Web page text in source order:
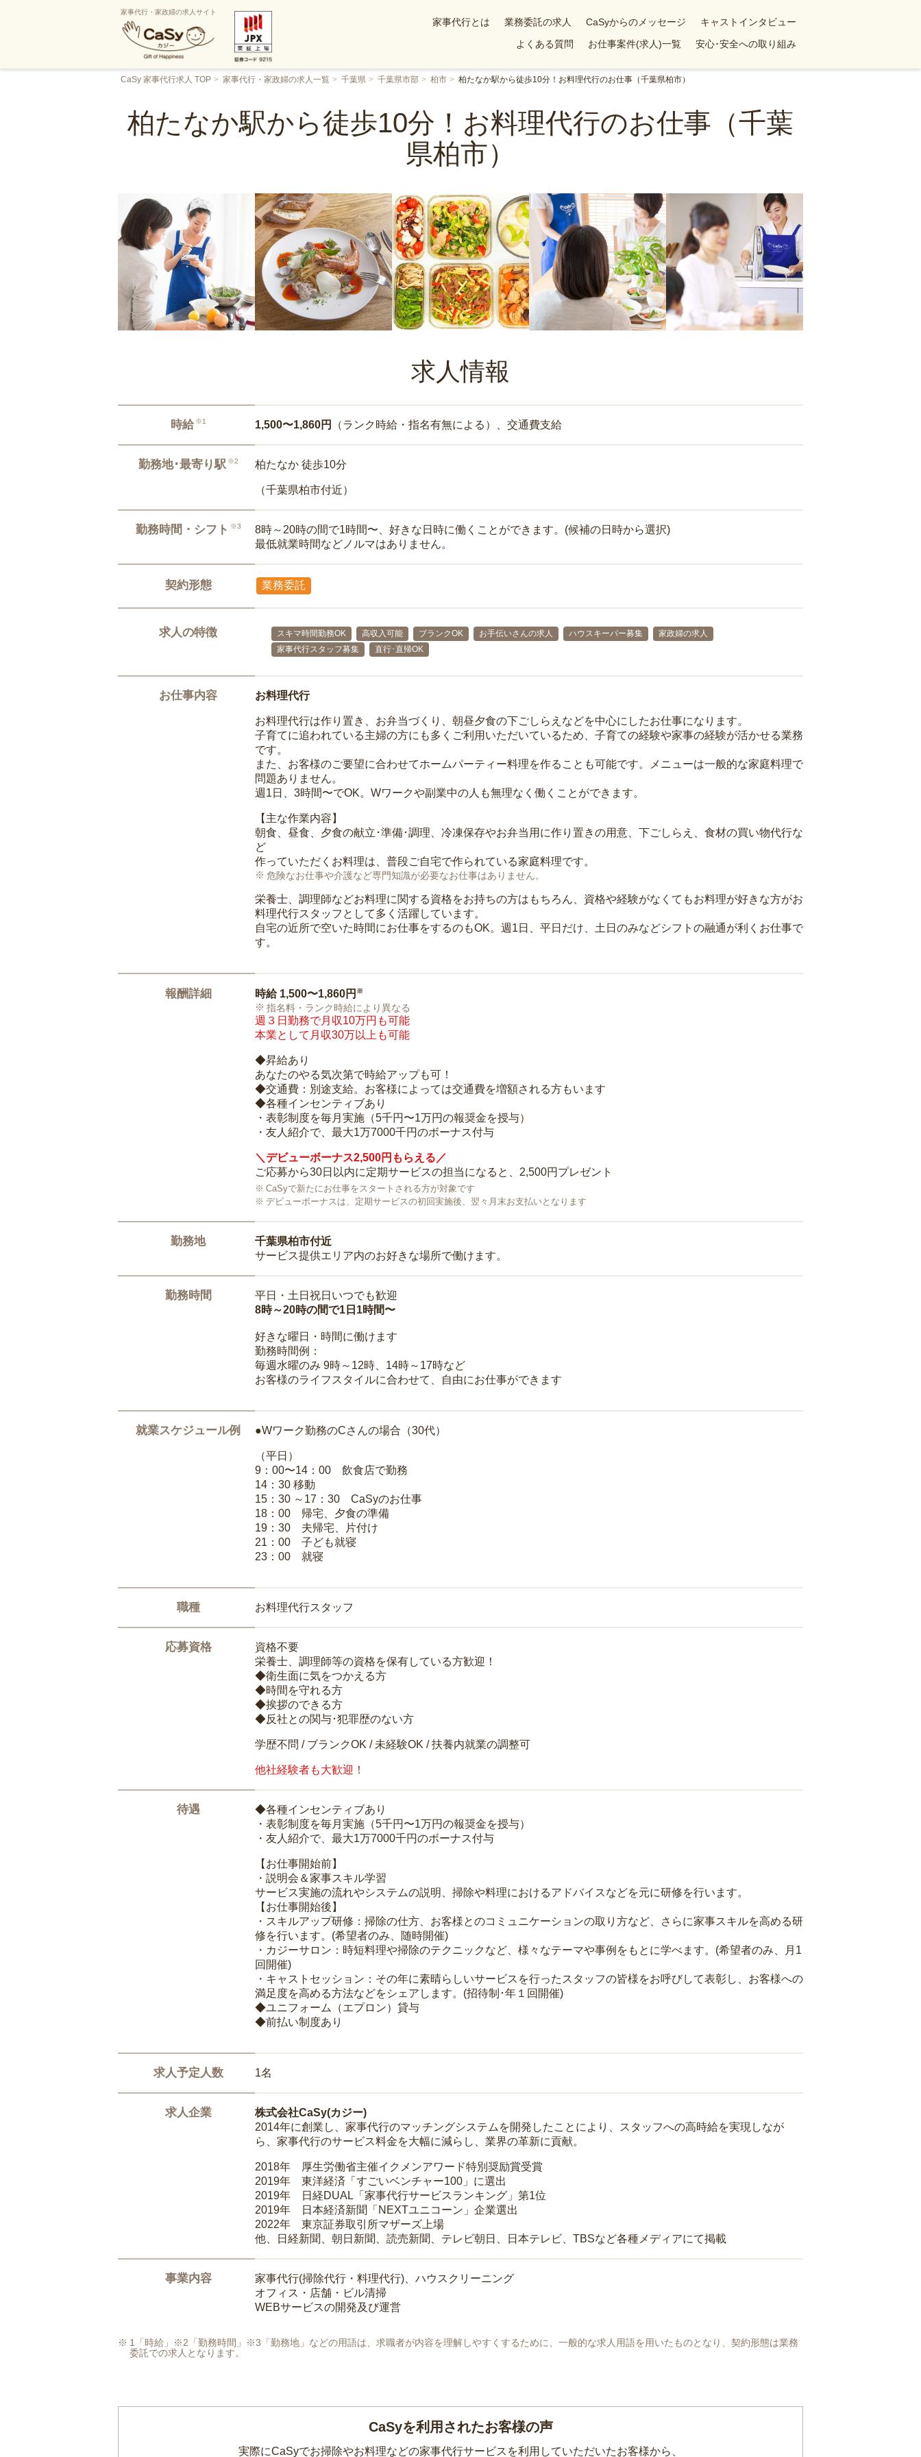
家事代行・家政婦の求人サイト
家事代行とは 業務委託の求人 CaSyからのメッセージ
キャストインタビュー
よくある質問
お仕事案件(求人)一覧 安心･安全への取り組み
CaSy 家事代行求人 TOP 家事代行・家政婦の求人一覧 千葉県 千葉県市部 柏市 柏たなか駅から徒歩10分！お料理代行のお仕事（千葉県柏市）
柏たなか駅から徒歩10分！お料理代行のお仕事（千葉
県柏市）
求人情報
時給 ※1 1,500〜1,860円 （ランク時給・指名有無による）、交通費支給
勤務地･最寄り駅 ※2 柏たなか 徒歩10分
（千葉県柏市付近）
勤務時間・シフト ※3
8時～20時の間で1時間〜、好きな日時に働くことができます。(候補の日時から選択)
最低就業時間などノルマはありません。
契約形態 業務委託
求人の特徴 スキマ時間勤務OK 高収入可能 ブランクOK お手伝いさんの求人 ハウスキーパー募集
家政婦の求人
家事代行スタッフ募集
直行･直帰OK
お仕事内容 お料理代行
お料理代行は作り置き、お弁当づくり、朝昼夕食の下ごしらえなどを中心にしたお仕事になります。
子育てに追われている主婦の方にも多くご利用いただいているため、子育ての経験や家事の経験が活かせる業務
です。
また、お客様のご要望に合わせてホームパーティー料理を作ることも可能です。メニューは一般的な家庭料理で
問題ありません。
週1日、3時間〜でOK。Wワークや副業中の人も無理なく働くことができます。
【主な作業内容】
朝食、昼食、夕食の献立･準備･調理、冷凍保存やお弁当用に作り置きの用意、下ごしらえ、食材の買い物代行な
ど
作っていただくお料理は、普段ご自宅で作られている家庭料理です。
危険なお仕事や介護など専門知識が必要なお仕事はありません。
栄養士、調理師などお料理に関する資格をお持ちの方はもちろん、資格や経験がなくてもお料理が好きな方がお
料理代行スタッフとして多く活躍しています。
自宅の近所で空いた時間にお仕事をするのもOK。週1日、平日だけ、土日のみなどシフトの融通が利くお仕事で
す。
報酬詳細 時給 1,500〜1,860円 ※
指名料・ランク時給により異なる
週３日勤務で月収10万円も可能
本業として月収30万以上も可能
◆昇給あり
あなたのやる気次第で時給アップも可！
◆交通費：別途支給。お客様によっては交通費を増額される方もいます
◆各種インセンティブあり
・表彰制度を毎月実施（5千円〜1万円の報奨金を授与）
・友人紹介で、最大1万7000千円のボーナス付与
＼デビューボーナス2,500円もらえる／
ご応募から30日以内に定期サービスの担当になると、2,500円プレゼント
CaSyで新たにお仕事をスタートされる方が対象です
デビューボーナスは、定期サービスの初回実施後、翌々月末お支払いとなります
勤務地
千葉県柏市付近
サービス提供エリア内のお好きな場所で働けます。
勤務時間
平日・土日祝日いつでも歓迎
8時～20時の間で1日1時間〜
好きな曜日・時間に働けます
勤務時間例：
毎週水曜のみ 9時～12時、14時～17時など
お客様のライフスタイルに合わせて、自由にお仕事ができます
就業スケジュール例 ●Wワーク勤務のCさんの場合（30代）
（平日）
9：00〜14：00 飲食店で勤務
14：30 移動
15：30 ～17：30 CaSyのお仕事
18：00 帰宅、夕食の準備
19：30 夫帰宅、片付け
21：00 子ども就寝
23：00 就寝
職種 お料理代行スタッフ
応募資格
資格不要
栄養士、調理師等の資格を保有している方歓迎！
◆衛生面に気をつかえる方
◆時間を守れる方
◆挨拶のできる方
◆反社との関与･犯罪歴のない方
学歴不問 / ブランクOK / 未経験OK / 扶養内就業の調整可
他社経験者も大歓迎！
待遇
◆各種インセンティブあり
・表彰制度を毎月実施（5千円〜1万円の報奨金を授与）
・友人紹介で、最大1万7000千円のボーナス付与
【お仕事開始前】
・説明会＆家事スキル学習
サービス実施の流れやシステムの説明、掃除や料理におけるアドバイスなどを元に研修を行います。
【お仕事開始後】
・スキルアップ研修：掃除の仕方、お客様とのコミュニケーションの取り方など、さらに家事スキルを高める研
修を行います。(希望者のみ、随時開催)
・カジーサロン：時短料理や掃除のテクニックなど、様々なテーマや事例をもとに学べます。(希望者のみ、月1
回開催)
・キャストセッション：その年に素晴らしいサービスを行ったスタッフの皆様をお呼びして表彰し、お客様への
満足度を高める方法などをシェアします。(招待制･年１回開催)
◆ユニフォーム（エプロン）貸与
◆前払い制度あり
求人予定人数 1名
求人企業
株式会社CaSy(カジー)
2014年に創業し、家事代行のマッチングシステムを開発したことにより、スタッフへの高時給を実現しなが
ら、家事代行のサービス料金を大幅に減らし、業界の革新に貢献。
2018年 厚生労働省主催イクメンアワード特別奨励賞受賞
2019年 東洋経済「すごいベンチャー100」に選出
2019年 日経DUAL「家事代行サービスランキング」第1位
2019年 日本経済新聞「NEXTユニコーン」企業選出
2022年 東京証券取引所マザーズ上場
他、日経新聞、朝日新聞、読売新聞、テレビ朝日、日本テレビ、TBSなど各種メディアにて掲載
事業内容
家事代行(掃除代行・料理代行)、ハウスクリーニング
オフィス・店舗・ビル清掃
WEBサービスの開発及び運営
1「時給」※2「勤務時間」※3「勤務地」などの用語は、求職者が内容を理解しやすくするために、一般的な求人用語を用いたものとなり、契約形態は業務
委託での求人となります。
CaSyを利用されたお客様の声
実際にCaSyでお掃除やお料理などの家事代行サービスを利用していただいたお客様から、